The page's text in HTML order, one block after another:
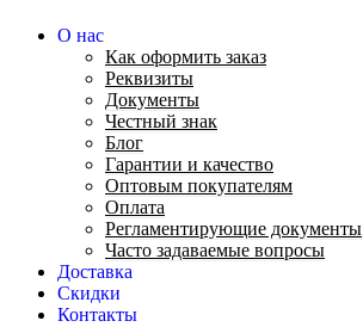
О нас
Как оформить заказ
Реквизиты
Документы
Честный знак
Блог
Гарантии и качество
Оптовым покупателям
Оплата
Регламентирующие документы
Часто задаваемые вопросы
Доставка
Скидки
Контакты